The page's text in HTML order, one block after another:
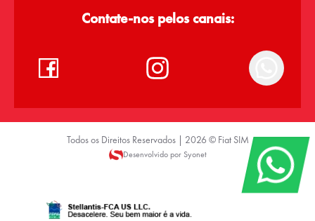
Contate-nos pelos canais:
Todos os Direitos Reservados | 2026 © Fiat SIM
Desenvolvido por Syonet